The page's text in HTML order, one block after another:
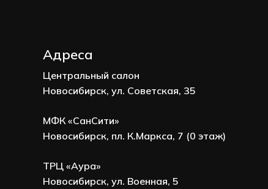
Адреса
Центральный салон
Новосибирск, ул. Советская, 35
МФК «СанСити»
Новосибирск, пл. К.Маркса, 7 (0 этаж)
ТРЦ «Аура»
Новосибирск, ул. Военная, 5